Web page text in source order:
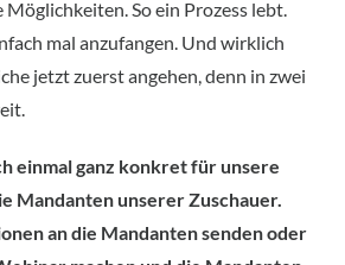
So ein Prozess lebt.
mal anzufangen. Und wirklich
jetzt zuerst angehen, denn in zwei
einmal ganz konkret für unsere
Mandanten unserer Zuschauer.
an die Mandanten senden oder